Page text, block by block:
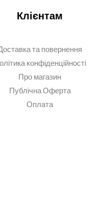
Клієнтам
та повернення
конфіденційності
Про магазин
Публічна Оферта
Оплата